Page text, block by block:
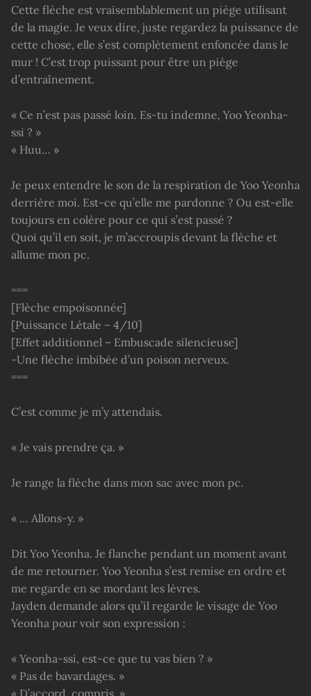
Cette flèche est vraisemblablement un piège utilisant
de la magie. Je veux dire, juste regardez la puissance de
cette chose, elle s’est complètement enfoncée dans le
mur ! C’est trop puissant pour être un piège
d’entraînement.
« Ce n’est pas passé loin. Es-tu indemne, Yoo Yeonha-
ssi ? »
« Huu… »
Je peux entendre le son de la respiration de Yoo Yeonha
derrière moi. Est-ce qu’elle me pardonne ? Ou est-elle
toujours en colère pour ce qui s’est passé ?
Quoi qu’il en soit, je m’accroupis devant la flèche et
allume mon pc.
===
[Flèche empoisonnée]
[Puissance Létale – 4/10]
[Effet additionnel – Embuscade silencieuse]
-Une flèche imbibée d’un poison nerveux.
===
C’est comme je m’y attendais.
« Je vais prendre ça. »
Je range la flèche dans mon sac avec mon pc.
« … Allons-y. »
Dit Yoo Yeonha. Je flanche pendant un moment avant
de me retourner. Yoo Yeonha s’est remise en ordre et
me regarde en se mordant les lèvres.
Jayden demande alors qu’il regarde le visage de Yoo
Yeonha pour voir son expression :
« Yeonha-ssi, est-ce que tu vas bien ? »
« Pas de bavardages. »
« D’accord, compris. »